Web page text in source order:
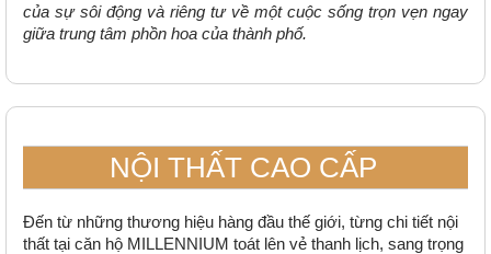
của sự sôi động và riêng tư về một cuộc sống trọn vẹn ngay
giữa trung tâm phồn hoa của thành phố.
NỘI THẤT CAO CẤP
Đến từ những thương hiệu hàng đầu thế giới, từng chi tiết nội
thất tại căn hộ MILLENNIUM toát lên vẻ thanh lịch, sang trọng